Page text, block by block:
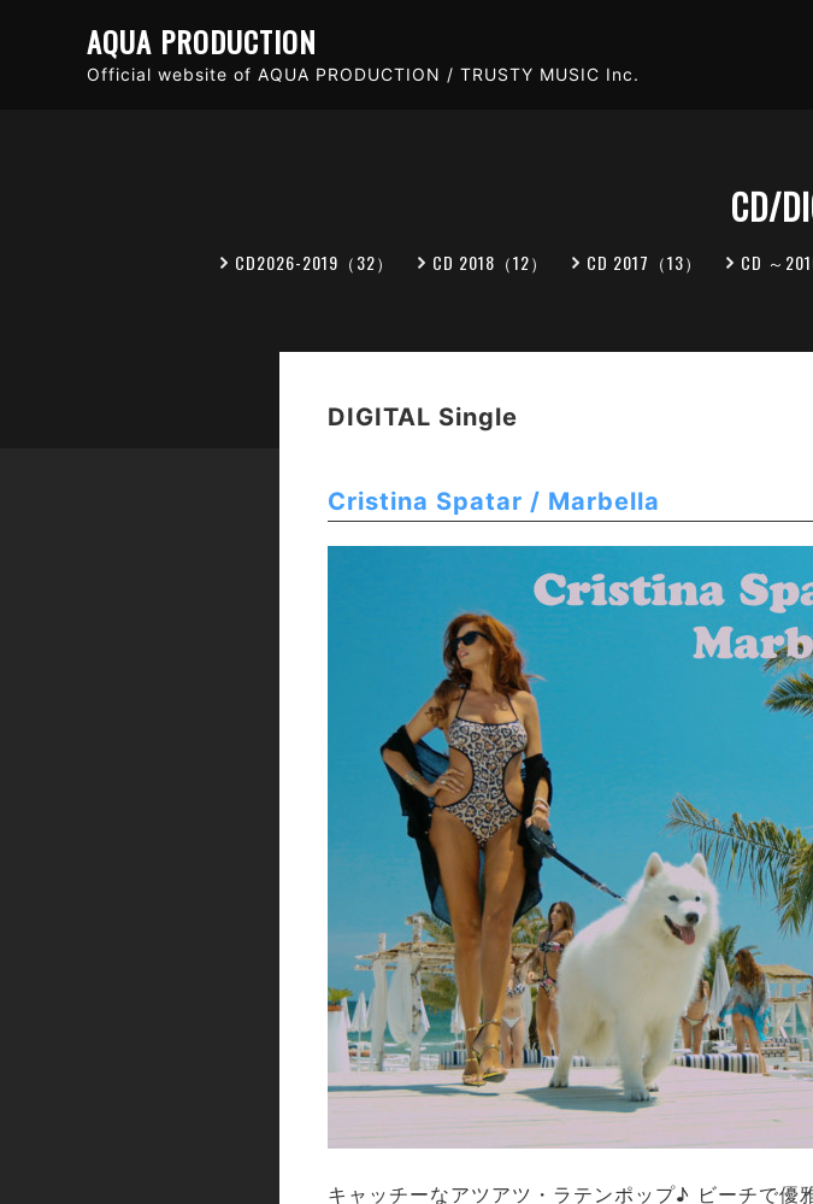
AQUA PRODUCTION
Official website of AQUA PRODUCTION / TRUSTY MUSIC Inc.
CD/
CD2026-2019（32） CD 2018（12） CD 2017（13） CD ～
DIGITAL Single
Cristina Spatar / Marbella
キャッチーなアツアツ・ラテンポップ♪ ビーチで優